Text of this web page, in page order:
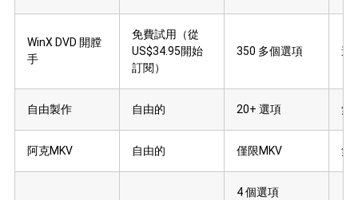
WinX DVD 開膛
手
免費試用（從
US$34.95開始
訂閱）
350 多個選項 速
自由製作 自由的 20+ 選項 無
阿克MKV 自由的 僅限MKV 無
4 個選項